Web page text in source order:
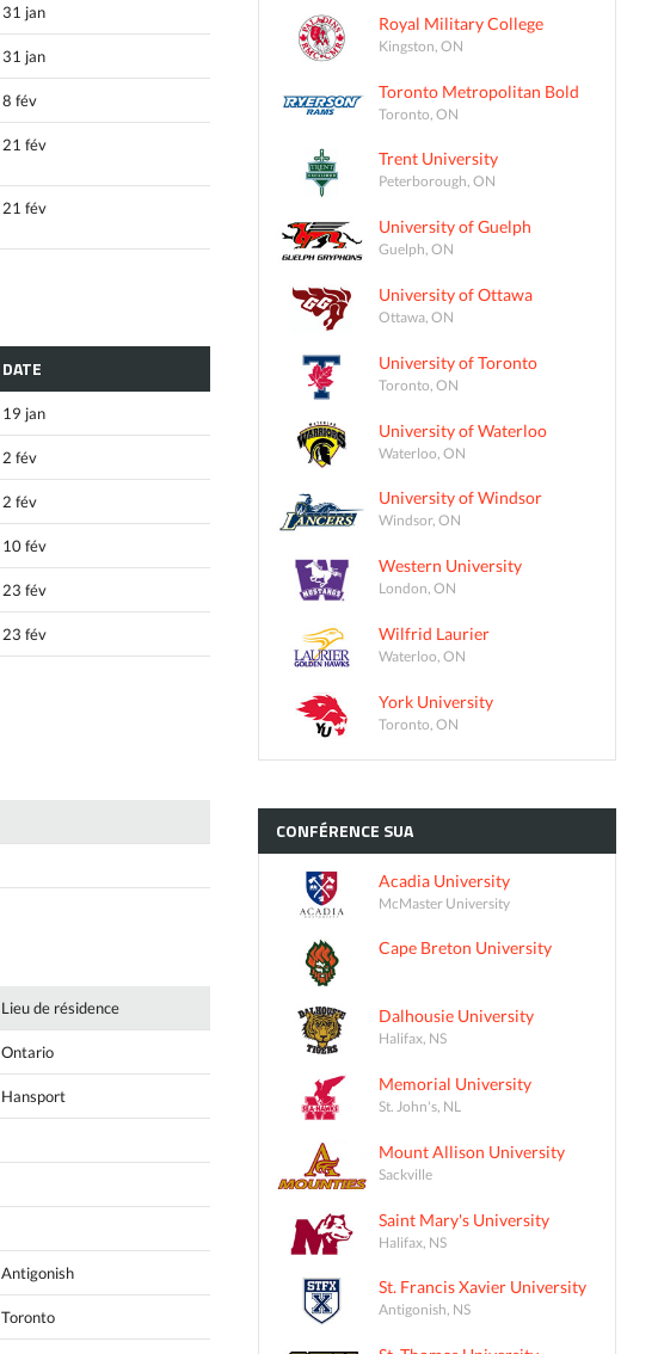
31 jan
31 jan
8 fév
21 fév
21 fév
DATE
19 jan
2 fév
2 fév
10 fév
23 fév
23 fév
Lieu de résidence
Ontario
Hansport
Antigonish
Toronto
Royal Military College
Kingston, ON
Toronto Metropolitan Bold
Toronto, ON
Trent University
Peterborough, ON
University of Guelph
Guelph, ON
University of Ottawa
Ottawa, ON
University of Toronto
Toronto, ON
University of Waterloo
Waterloo, ON
University of Windsor
Windsor, ON
Western University
London, ON
Wilfrid Laurier
Waterloo, ON
York University
Toronto, ON
CONFÉRENCE SUA
Acadia University
McMaster University
Cape Breton University
Dalhousie University
Halifax, NS
Memorial University
St. John's, NL
Mount Allison University
Sackville
Saint Mary's University
Halifax, NS
St. Francis Xavier University
Antigonish, NS